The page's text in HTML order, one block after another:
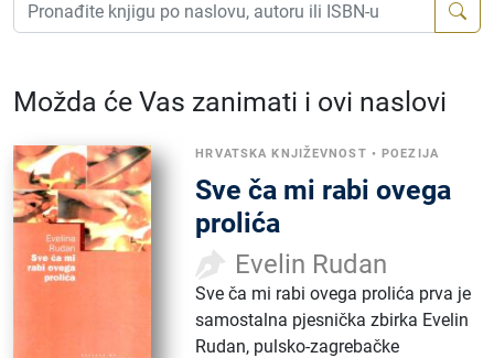
Možda će Vas zanimati i ovi naslovi
HRVATSKA KNJIŽEVNOST •POEZIJA
Sve ča mi rabi ovega
prolića
Evelin Rudan
Sve ča mi rabi ovega prolića prva je
samostalna pjesnička zbirka Evelin
Rudan, pulsko-zagrebačke